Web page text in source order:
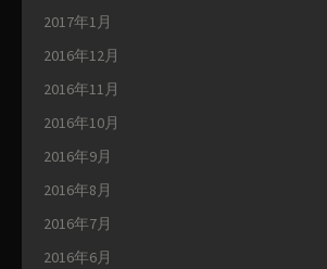
2017年1月
2016年12月
2016年11月
2016年10月
2016年9月
2016年8月
2016年7月
2016年6月